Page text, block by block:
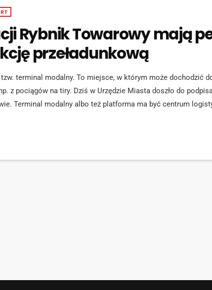
Rybnik Towarowy mają
przeładunkową
terminal modalny. To miejsce, w którym może dochodzić
z pociągów na tiry. Dziś w Urzędzie Miasta doszło do
Terminal modalny albo też platforma ma być centrum
wyjeżdżają transportowane towary. Na terenie terminala